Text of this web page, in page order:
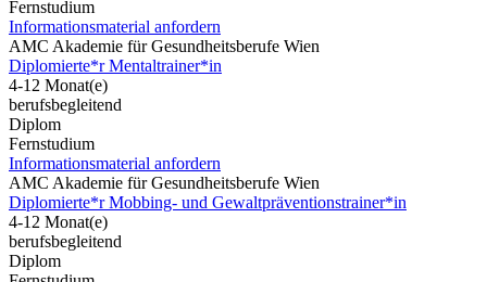
Fernstudium
Informationsmaterial anfordern
AMC Akademie für Gesundheitsberufe Wien
Diplomierte*r Mentaltrainer*in
4-12 Monat(e)
berufsbegleitend
Diplom
Fernstudium
Informationsmaterial anfordern
AMC Akademie für Gesundheitsberufe Wien
Diplomierte*r Mobbing- und Gewaltpräventionstrainer*in
4-12 Monat(e)
berufsbegleitend
Diplom